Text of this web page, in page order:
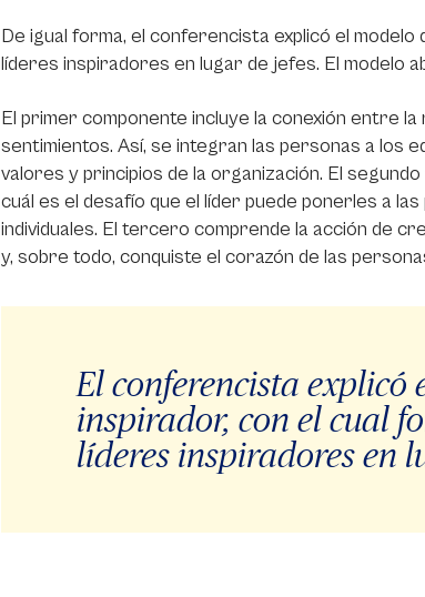
De igual forma, el conferencista explicó el
líderes inspiradores en lugar de jefes. El modelo
El primer componente incluye la conexión entre
sentimientos. Así, se integran las personas a los
valores y principios de la organización. El
cuál es el desafío que el líder puede ponerles a
individuales. El tercero comprende la acción de
y, sobre todo, conquiste el corazón de las
El conferencista
inspirador, con el cual
líderes inspiradores en